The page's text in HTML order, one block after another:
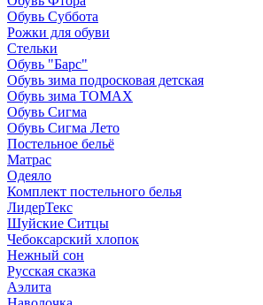
Обувь Суббота
Рожки для обуви
Стельки
Обувь "Барс"
Обувь зима подросковая детская
Обувь зима ТОМАХ
Обувь Сигма
Обувь Сигма Лето
Постельное бельё
Матрас
Одеяло
Комплект постельного белья
ЛидерТекс
Шуйские Ситцы
Чебоксарский хлопок
Нежный сон
Русская сказка
Аэлита